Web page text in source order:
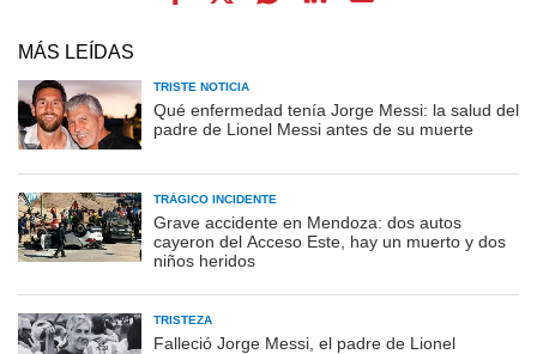
MÁS LEÍDAS
TRISTE NOTICIA
Qué enfermedad tenía Jorge Messi: la salud del
padre de Lionel Messi antes de su muerte
TRÁGICO INCIDENTE
Grave accidente en Mendoza: dos autos
cayeron del Acceso Este, hay un muerto y dos
niños heridos
TRISTEZA
Falleció Jorge Messi, el padre de Lionel